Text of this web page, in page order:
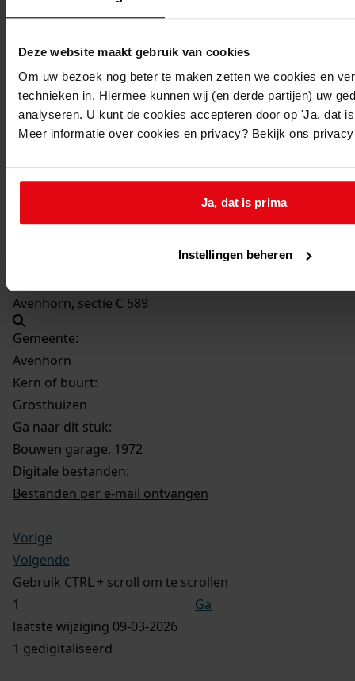
Deze website maakt gebruik van cookies
Om uw bezoek nog beter te maken zetten we cookies en
technieken in. Hiermee kunnen wij (en derde partijen) uw
analyseren. U kunt de cookies accepteren door op 'Ja, dat
Meer informatie over cookies en privacy? Bekijk ons
Ja, dat is prima
Instellingen beheren
Datum vergunning:
03-02-1972
Adres:
Nieuw adres:
Grosthuizen, Grosthuizen 89
Avenhorn, sectie C 589
Gemeente:
Avenhorn
Kern of buurt:
Grosthuizen
Ga naar dit stuk:
Bouwen garage, 1972
Digitale bestanden:
Bestanden per e-mail ontvangen
Vorige
Volgende
Gebruik CTRL + scroll om te scrollen
Ga
laatste wijziging 09-03-2026
1 gedigitaliseerd